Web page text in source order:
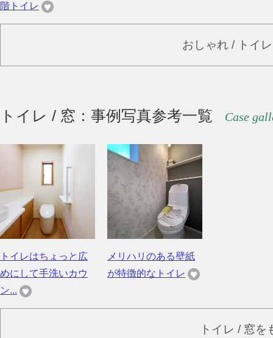
階トイレ
おしゃれ / トイ
トイレ / 窓：事例写真参考一覧 Case
トイレはちょっと広
めにして手洗いカウ
ン...
メリハリのある壁紙
が特徴的なトイレ
トイレ / 窓を